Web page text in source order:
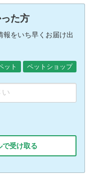
た方
報をいち早くお届け出
ット ペットショップ
受け取る